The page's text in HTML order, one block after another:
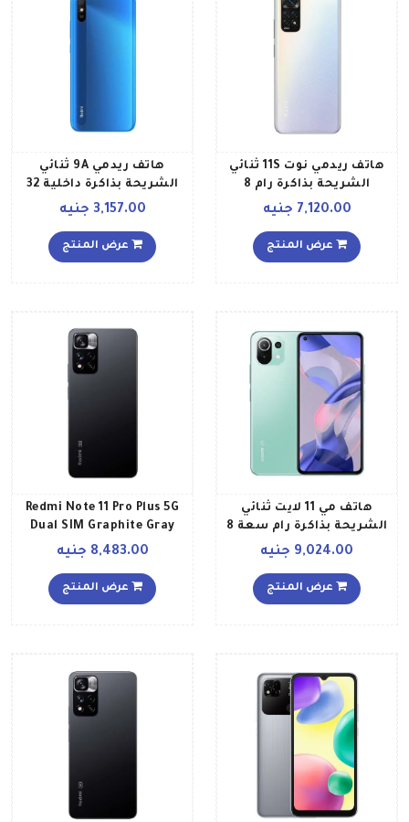
هاتف ريدمي نوت 11S ثنائي
الشريحة بذاكرة رام 8
LTE بلون أبيض لؤلؤي إصدار
7,120.00 جنيه
عرض المنتج
هاتف ريدمي 9A ثنائي
الشريحة بذاكرة داخلية 32
LTE، لون أزرق
3,157.00 جنيه
عرض المنتج
هاتف مي 11 لايت ثنائي
الشريحة بذاكرة رام سعة 8
جيجابايت وذاكرة داخلية
تقنية 5G، لون أخضر
9,024.00 جنيه
عرض المنتج
Redmi Note 11 Pro Plus 5G
Dual SIM Graphite Gray
8GB RAM 128GB Global
8,483.00 جنيه
عرض المنتج